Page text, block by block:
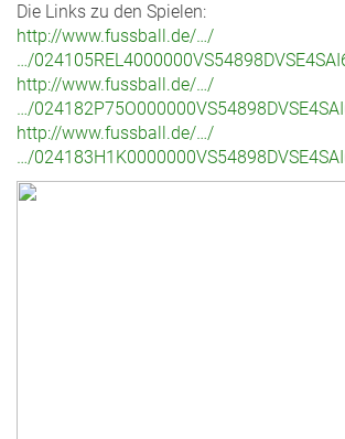
Die Links zu den Spielen:
http://www.fussball.de/…/
…/
http://www.fussball.de/…/
…/
http://www.fussball.de/…/
…/